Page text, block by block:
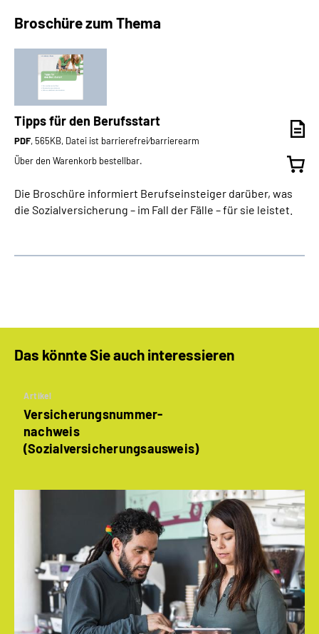
Broschüre zum Thema
Tipps für den Berufsstart
PDF, 565KB, Datei ist barrierefrei⁄barrierearm
Über den Warenkorb bestellbar.
Die Broschüre informiert Berufseinsteiger darüber, was
die Sozialversicherung – im Fall der Fälle – für sie leistet.
Das könnte Sie auch interessieren
Artikel
Versicherungsnummer­
nachweis
(Sozialversicherungs­ausweis)